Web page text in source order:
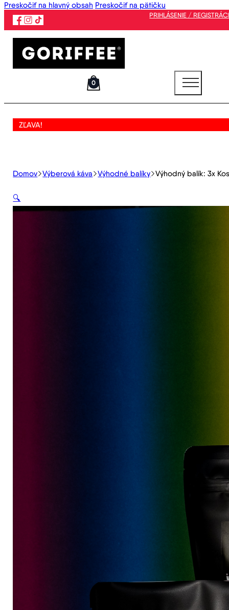
Preskočiť na hlavný obsah Preskočiť na pätičku
PRIHLÁSENIE /
0
ZĽAVA!
Domov Výberová káva Výhodné balíky Výhodný balík: 3x
🔍